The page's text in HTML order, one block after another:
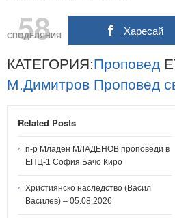
58
СПОДЕЛЯНИЯ Харесай
КАТЕГОРИЯ:Проповед
М.Димитров Проповед
Related Posts
п-р Младен МЛАДЕНОВ проповеди в
ЕПЦ-1 София Бачо Киро
Християнско наследство (Васил
Василев) – 05.08.2026